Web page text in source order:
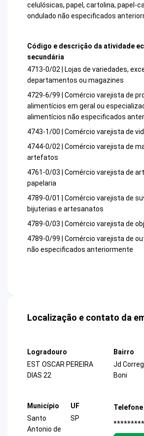
celulósicas, papel, cartolina, papel-
ondulado não especificados
Código e descrição da atividade
secundária
4713-0/02 | Lojas de variedades,
departamentos ou magazines
4729-6/99 | Comércio varejista de
alimentícios em geral ou
alimentícios não especificados
4743-1/00 | Comércio varejista de
4744-0/02 | Comércio varejista de
artefatos
4761-0/03 | Comércio varejista de
papelaria
4789-0/01 | Comércio varejista de
bijuterias e artesanatos
4789-0/03 | Comércio varejista de
4789-0/99 | Comércio varejista de
não especificados anteriormente
Localização e contato da
Logradouro
EST OSCAR PEREIRA
DIAS 22
Bairro
Jd
Boni
Município
Santo
Antonio de
UF
SP
Telefone